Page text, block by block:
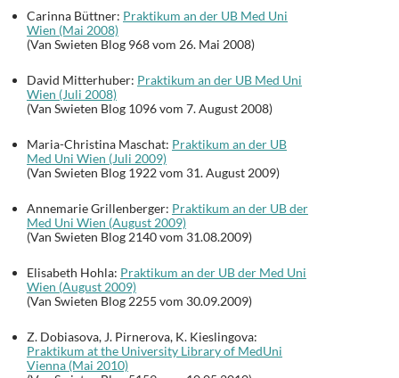
Carinna Büttner: Praktikum an der UB Med Uni
Wien (Mai 2008)
(Van Swieten Blog 968 vom 26. Mai 2008)
David Mitterhuber: Praktikum an der UB Med Uni
Wien (Juli 2008)
(Van Swieten Blog 1096 vom 7. August 2008)
Maria-Christina Maschat: Praktikum an der UB
Med Uni Wien (Juli 2009)
(Van Swieten Blog 1922 vom 31. August 2009)
Annemarie Grillenberger: Praktikum an der UB der
Med Uni Wien (August 2009)
(Van Swieten Blog 2140 vom 31.08.2009)
Elisabeth Hohla: Praktikum an der UB der Med Uni
Wien (August 2009)
(Van Swieten Blog 2255 vom 30.09.2009)
Z. Dobiasova, J. Pirnerova, K. Kieslingova:
Praktikum at the University Library of MedUni
Vienna (Mai 2010)